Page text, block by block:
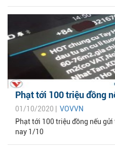
Phạt tới 100 triệu đồng
01/10/2020 | VOVVN
Phạt tới 100 triệu đồng nếu
nay 1/10